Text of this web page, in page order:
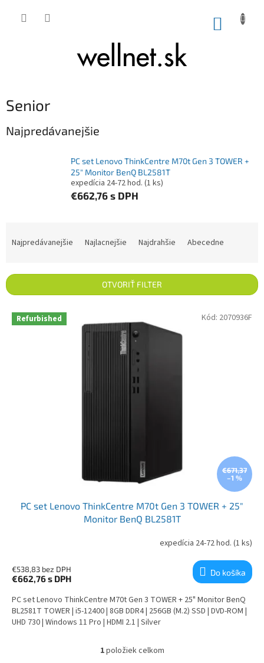
Senior
Najpredávanejšie
PC set Lenovo ThinkCentre M70t Gen 3 TOWER +
25" Monitor BenQ BL2581T
expedícia 24-72 hod. (1 ks)
€662,76 s DPH
Najpredávanejšie Najlacnejšie Najdrahšie Abecedne
OTVORIŤ FILTER
Výpis produktov
Refurbished
€671,37
–1 %
PC set Lenovo ThinkCentre M70t Gen 3 TOWER + 25"
Monitor BenQ BL2581T
expedícia 24-72 hod. (1 ks)
€538,83 bez DPH
€662,76s DPH
Do košíka
PC set Lenovo ThinkCentre M70t Gen 3 TOWER + 25" Monitor BenQ
BL2581T TOWER | i5-12400 | 8GB DDR4 | 256GB (M.2) SSD | DVD-ROM |
UHD 730 | Windows 11 Pro | HDMI 2.1 | Silver
Kód: 2070936F
Ovládacie prvky výpisu
1položiek celkom